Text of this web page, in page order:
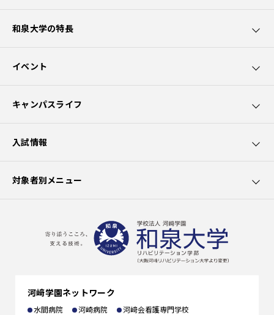
和泉大学の特長
和泉大学5つのポイント
イベント
オープンキャンパス
キャンパスライフ
学生サポート
施設の利用
入試情報
募集要項
選抜試験一覧
対象者別メニュー
卒業生の方へ
企業の方へ
河﨑学園ネットワーク
水間病院 河崎病院 河﨑会看護専門学校